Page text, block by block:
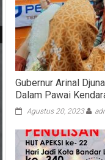
Gubernur Arinal
Dalam Pawai
Agustus 20, 2023